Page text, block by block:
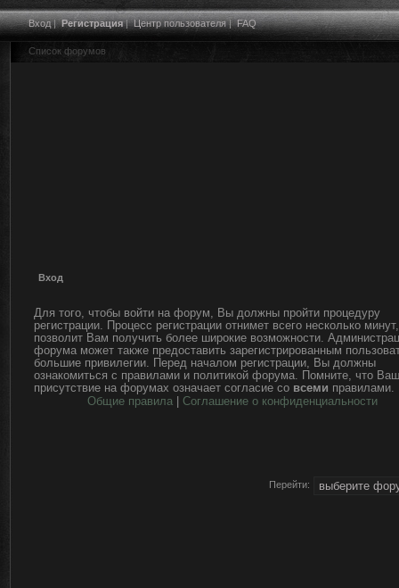
Вход|Регистрация|Центр пользователя|FAQ
Список форумов
Вход
Для того, чтобы войти на форум, Вы должны пройти процедуру
регистрации. Процесс регистрации отнимет всего несколько
позволит Вам получить более широкие возможности.
форума может также предоставить зарегистрированным
большие привилегии. Перед началом регистрации, Вы должны
ознакомиться с правилами и политикой форума. Помните, что
присутствие на форумах означает согласие со всеми правилами.
Общие правила
Соглашение о конфиденциальности
Перейти: